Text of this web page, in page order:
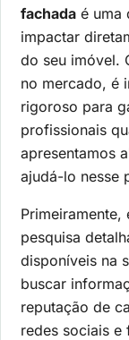
fachada é uma
impactar
do seu imóvel.
no mercado, é
rigoroso para
profissionais
apresentamos
ajudá-lo nesse
Primeiramente,
pesquisa
disponíveis na
buscar
reputação de
redes sociais e